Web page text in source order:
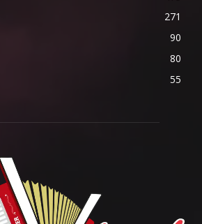
271
90
80
55